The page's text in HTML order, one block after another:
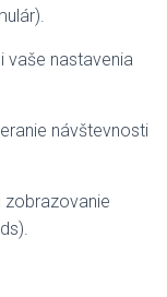
vaše nastavenia
návštevnosti
zobrazovanie